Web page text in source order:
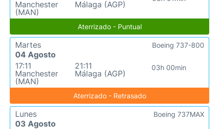
Manchester
(MAN)
Málaga (AGP)
Aterrizado - Puntual
Martes
04 Agosto
17:11
Manchester
(MAN)
21:11
Málaga (AGP)
03h 00min
Boeing 737-800
Aterrizado - Retrasado
Lunes
03 Agosto
Boeing 737MAX